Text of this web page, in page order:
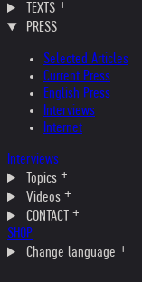
TEXTS
PRESS
Selected Articles
Current Press
English Press
Interviews
Internet
Interviews
Topics
Videos
CONTACT
SHOP
Change language